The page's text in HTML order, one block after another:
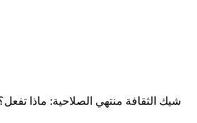
شيك الثقافة منتهي الصلاحية: ماذا